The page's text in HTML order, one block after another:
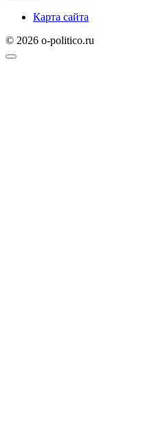
Карта сайта
© 2026 o-politico.ru